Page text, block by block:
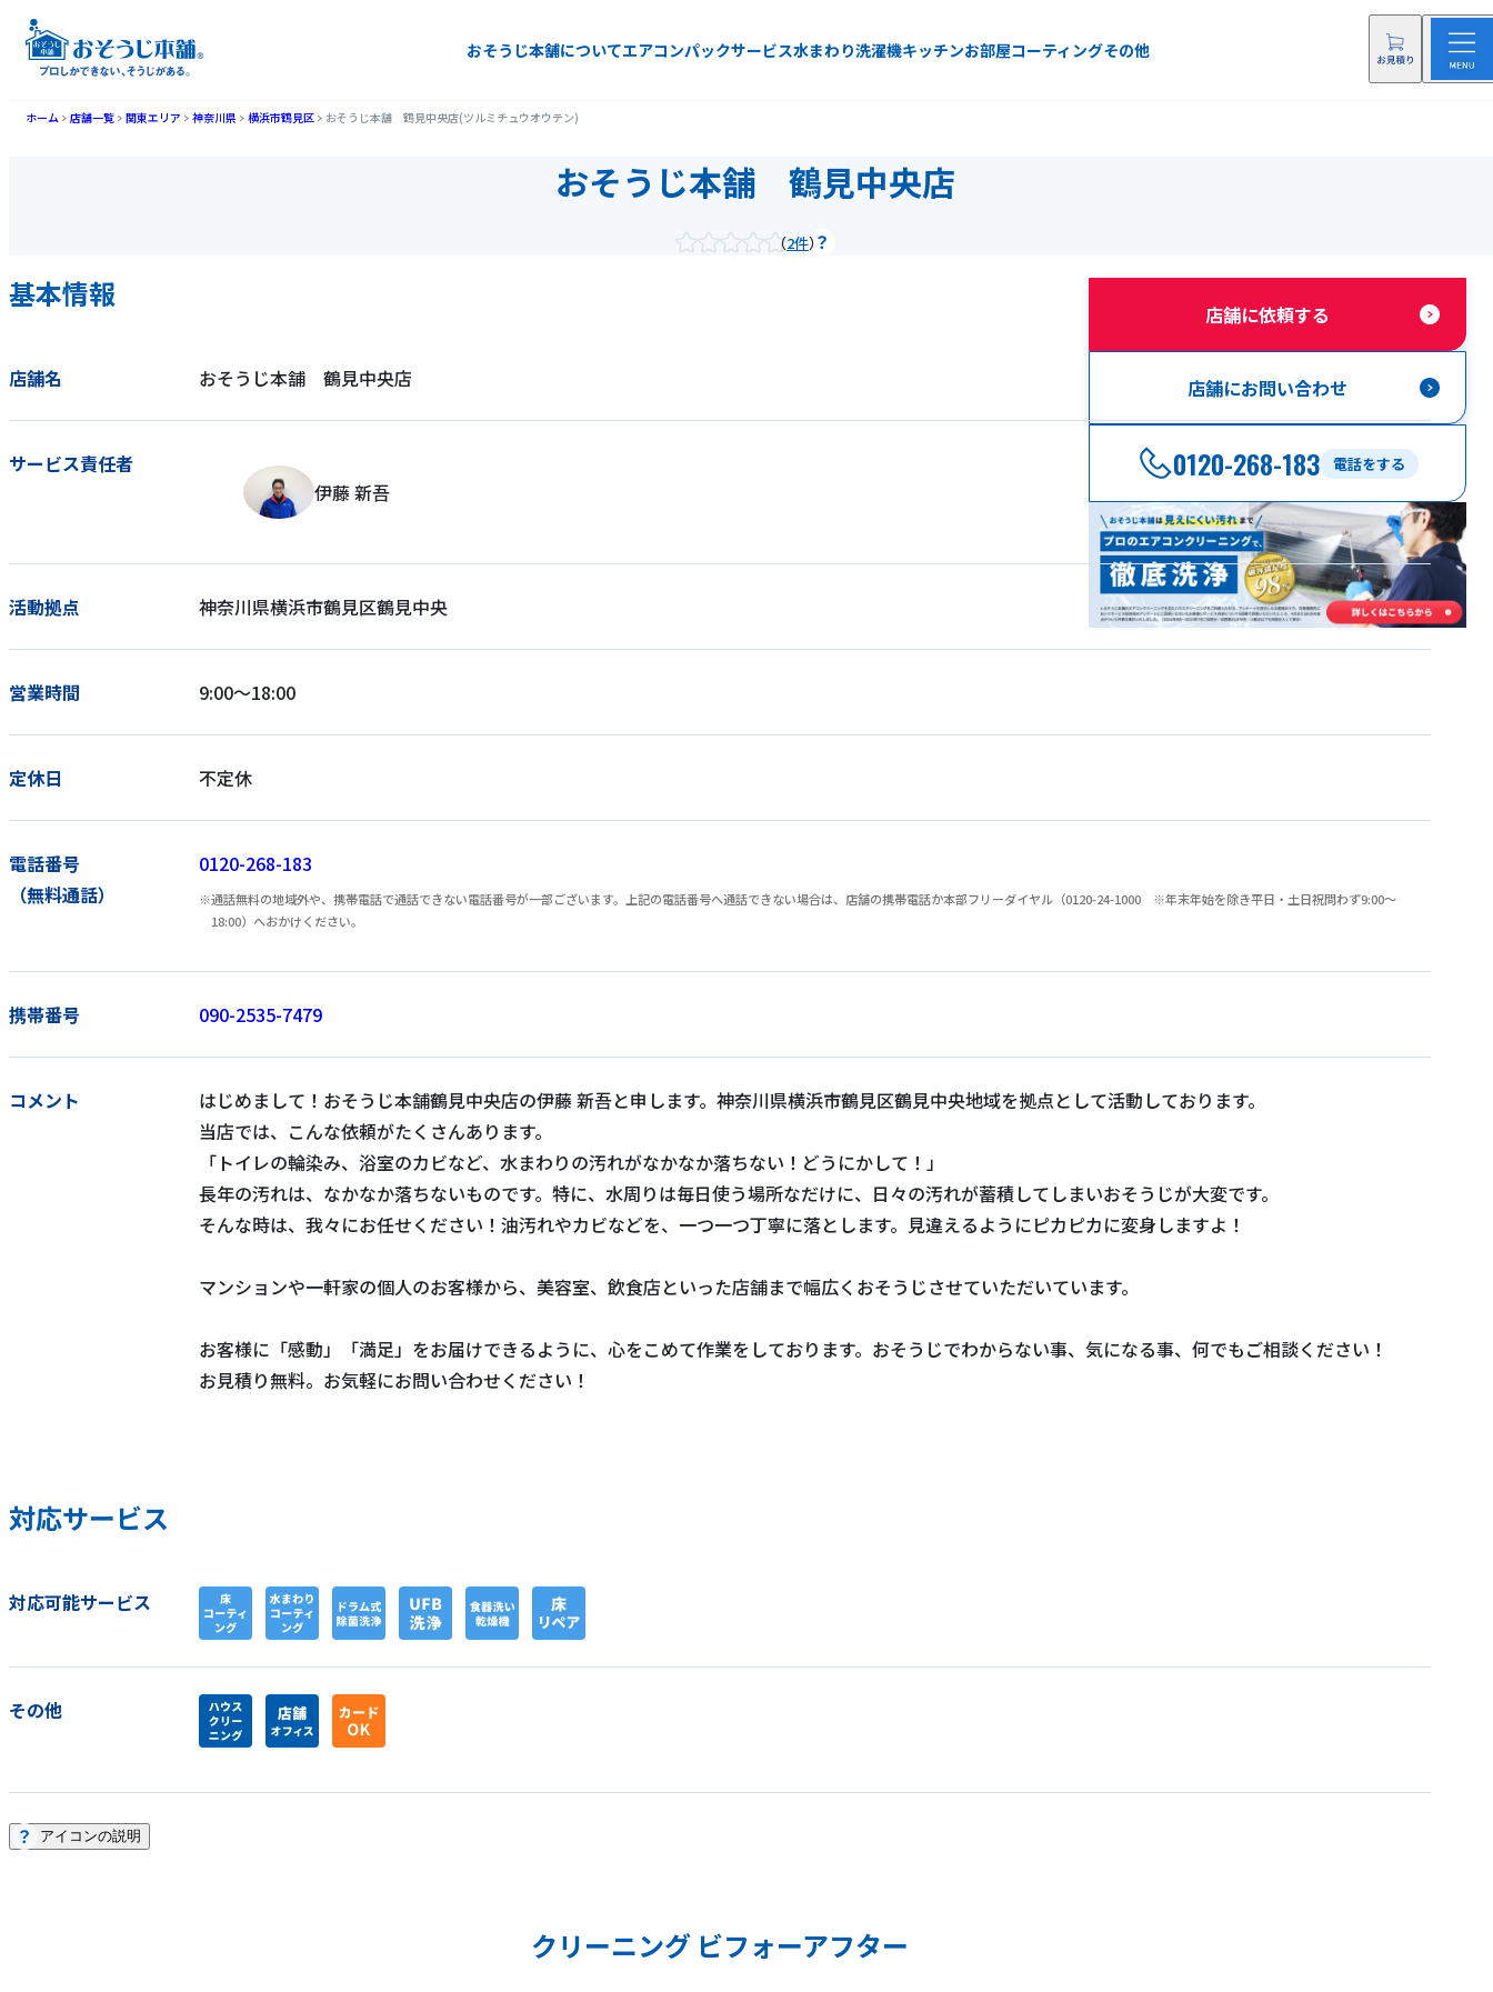
おそうじ本舗についてエアコンパックサービス水まわり洗濯機キッチンお部屋コーティングその他
ホーム 店舗一覧 関東エリア 神奈川県 横浜市鶴見区 おそうじ本舗 鶴見中央店(ツルミチュウオウテン)
おそうじ本舗 鶴見中央店
2件
基本情報
店舗名 おそうじ本舗 鶴見中央店
サービス責任者
伊藤 新吾
活動拠点 神奈川県横浜市鶴見区鶴見中央
営業時間 9:00～18:00
定休日 不定休
電話番号
（無料通話）
0120-268-183
通話無料の地域外や、携帯電話で通話できない電話番号が一部ございます。上記の電話番号へ通話できない場合は、店舗の携帯電話か本部フリーダイヤル（0120-24-1000 ※年末年始を除き平日・土日祝問わず9:00～
18:00）へおかけください。
携帯番号 090-2535-7479
コメント
はじめまして！おそうじ本舗鶴見中央店の伊藤 新吾と申します。神奈川県横浜市鶴見区鶴見中央地域を拠点として活動しております。
当店では、こんな依頼がたくさんあります。
「トイレの輪染み、浴室のカビなど、水まわりの汚れがなかなか落ちない！どうにかして！」
長年の汚れは、なかなか落ちないものです。特に、水周りは毎日使う場所なだけに、日々の汚れが蓄積してしまいおそうじが大変です。
そんな時は、我々にお任せください！油汚れやカビなどを、一つ一つ丁寧に落とします。見違えるようにピカピカに変身しますよ！
マンションや一軒家の個人のお客様から、美容室、飲食店といった店舗まで幅広くおそうじさせていただいています。
お客様に「感動」「満足」をお届けできるように、心をこめて作業をしております。おそうじでわからない事、気になる事、何でもご相談ください！
お見積り無料。お気軽にお問い合わせください！
対応サービス
対応可能サービス
その他
アイコンの説明
クリーニング ビフォーアフター
店舗に依頼する
店舗にお問い合わせ
電話をする
0120-268-183